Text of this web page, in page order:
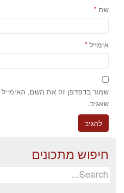
שם *
אימייל *
שמור בדפדפן זה את השם,
שאגיב.
חיפוש מתכונים
Search